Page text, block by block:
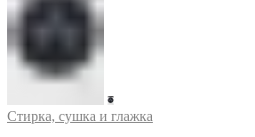
Стирка, сушка и глажка